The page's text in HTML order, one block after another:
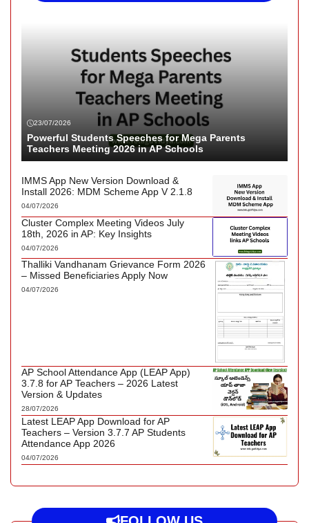
23/07/2026
Powerful Students Speeches for Mega Parents
Teachers Meeting 2026 in AP Schools
IMMS App New Version Download &
Install 2026: MDM Scheme App V 2.1.8
04/07/2026
Cluster Complex Meeting Videos July
18th, 2026 in AP: Key Insights
04/07/2026
Thalliki Vandhanam Grievance Form 2026
– Missed Beneficiaries Apply Now
04/07/2026
AP School Attendance App (LEAP App)
3.7.8 for AP Teachers – 2026 Latest
Version & Updates
28/07/2026
Latest LEAP App Download for AP
Teachers – Version 3.7.7 AP Students
Attendance App 2026
04/07/2026